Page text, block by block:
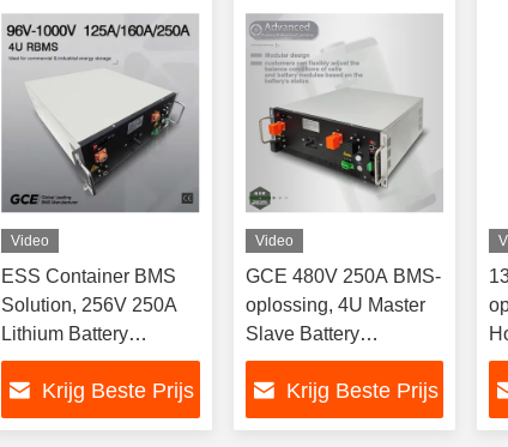
Video
ESS Container BMS
Solution, 256V 250A
Lithium Battery
Management System
Krijg Beste Prijs
Video
GCE 480V 250A BMS-
oplossing, 4U Master
Slave Battery
Management System
Krijg Beste Prijs